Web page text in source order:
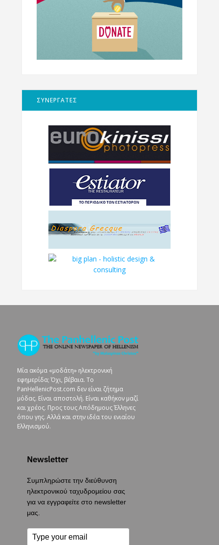
ΣΥΝΕΡΓΑΤΕΣ
Μία ακόμα «μοδάτη» ηλεκτρονική
εφημερίδα; Όχι, βέβαια. To
PanHellenicPost.com δεν είναι ζήτημα
μόδας. Είναι αποστολή. Είναι καθήκον μαζί
και χρέος. Προς τους Απόδημους Έλληνες
όπου γης. Αλλά και στην ιδέα του ενιαίου
Ελληνισμού.
Newsletter
Συμπληρώστε την διεύθυνση
ηλεκτρονικού ταχυδρομείου σας
για να εγγραφείτε στο newsletter
μας.